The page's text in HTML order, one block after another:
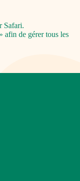
Safari.
afin de gérer tous les